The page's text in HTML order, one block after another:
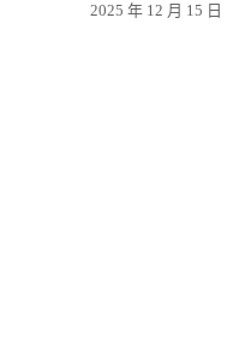
2025 年 12 月 15 日